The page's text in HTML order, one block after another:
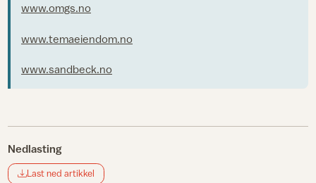
www.omgs.no
www.temaeiendom.no
www.sandbeck.no
Nedlasting
Last ned artikkel